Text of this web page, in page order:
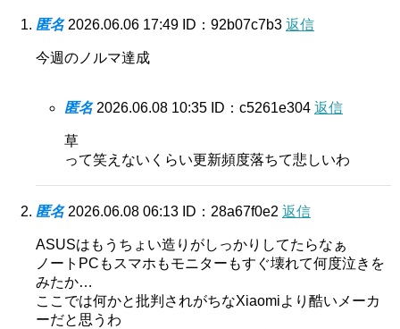
匿名 2026.06.06 17:49 ID：92b07c7b3 返信
今週のノルマ達成
匿名 2026.06.08 10:35 ID：c5261e304 返信
草
って笑えないくらい更新頻度落ちて悲しいわ
匿名 2026.06.08 06:13 ID：28a67f0e2 返信
ASUSはもうちょい造りがしっかりしてたらなぁ
ノートPCもスマホもモニターもすぐ壊れて何度泣きを
みたか…
ここでは何かと批判されがちなXiaomiより酷いメーカ
ーだと思うわ